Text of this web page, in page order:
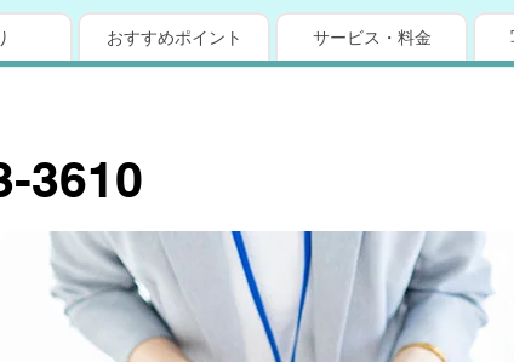
おすすめポイント サービス・料金
3610